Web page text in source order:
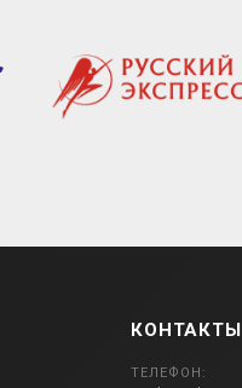
КОНТАКТЫ
ТЕЛЕФОН: